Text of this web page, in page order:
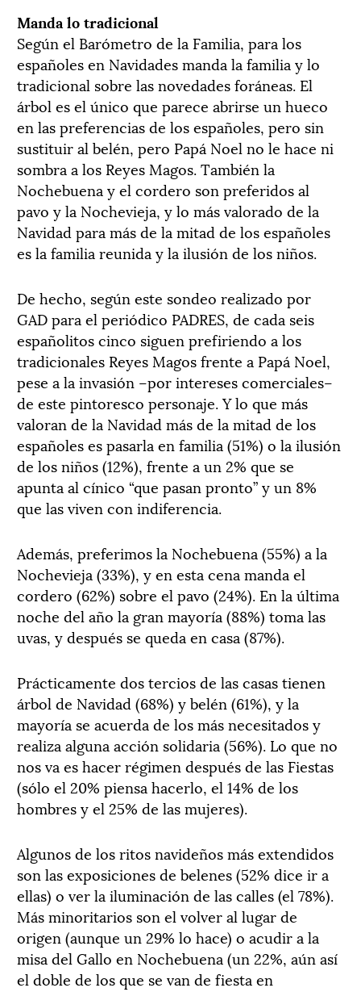
Manda lo tradicional
Según el Barómetro de la Familia, para los
españoles en Navidades manda la familia y lo
tradicional sobre las novedades foráneas. El
árbol es el único que parece abrirse un hueco
en las preferencias de los españoles, pero sin
sustituir al belén, pero Papá Noel no le hace ni
sombra a los Reyes Magos. También la
Nochebuena y el cordero son preferidos al
pavo y la Nochevieja, y lo más valorado de la
Navidad para más de la mitad de los españoles
es la familia reunida y la ilusión de los niños.
De hecho, según este sondeo realizado por
GAD para el periódico PADRES, de cada seis
españolitos cinco siguen prefiriendo a los
tradicionales Reyes Magos frente a Papá Noel,
pese a la invasión –por intereses comerciales–
de este pintoresco personaje. Y lo que más
valoran de la Navidad más de la mitad de los
españoles es pasarla en familia (51%) o la ilusión
de los niños (12%), frente a un 2% que se
apunta al cínico “que pasan pronto” y un 8%
que las viven con indiferencia.
Además, preferimos la Nochebuena (55%) a la
Nochevieja (33%), y en esta cena manda el
cordero (62%) sobre el pavo (24%). En la última
noche del año la gran mayoría (88%) toma las
uvas, y después se queda en casa (87%).
Prácticamente dos tercios de las casas tienen
árbol de Navidad (68%) y belén (61%), y la
mayoría se acuerda de los más necesitados y
realiza alguna acción solidaria (56%). Lo que no
nos va es hacer régimen después de las Fiestas
(sólo el 20% piensa hacerlo, el 14% de los
hombres y el 25% de las mujeres).
Algunos de los ritos navideños más extendidos
son las exposiciones de belenes (52% dice ir a
ellas) o ver la iluminación de las calles (el 78%).
Más minoritarios son el volver al lugar de
origen (aunque un 29% lo hace) o acudir a la
misa del Gallo en Nochebuena (un 22%, aún así
el doble de los que se van de fiesta en